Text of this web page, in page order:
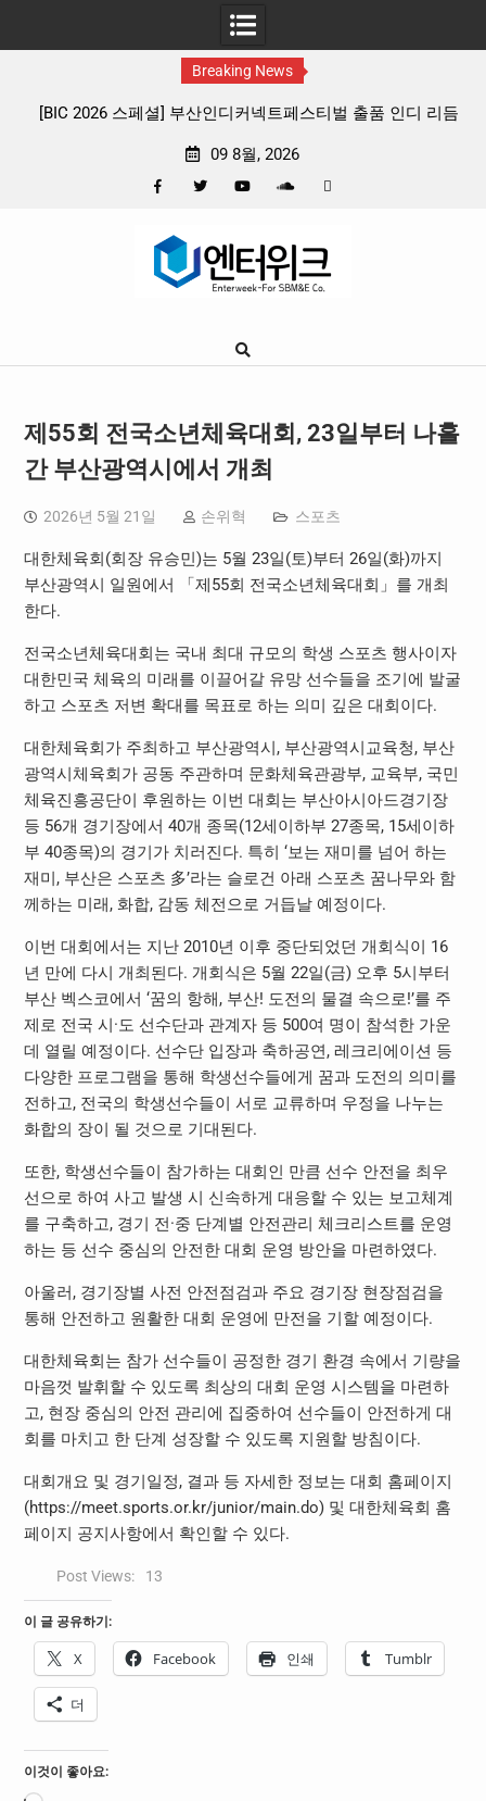
Breaking News
페스티벌 출품 인디 리듬
판타지 케이팝 애니메이션 ‘고스트밴드
09 8월, 2026
Google
제55회 전국소년체육대회, 23일부터 나흘
간 부산광역시에서 개최
2026년 5월 21일 손위혁 스포츠
대한체육회(회장 유승민)는 5월 23일(토)부터 26일(화)까지
부산광역시 일원에서 「제55회 전국소년체육대회」를 개최
한다.
전국소년체육대회는 국내 최대 규모의 학생 스포츠 행사이자
대한민국 체육의 미래를 이끌어갈 유망 선수들을 조기에 발굴
하고 스포츠 저변 확대를 목표로 하는 의미 깊은 대회이다.
대한체육회가 주최하고 부산광역시, 부산광역시교육청, 부산
광역시체육회가 공동 주관하며 문화체육관광부, 교육부, 국민
체육진흥공단이 후원하는 이번 대회는 부산아시아드경기장
등 56개 경기장에서 40개 종목(12세이하부 27종목, 15세이하
부 40종목)의 경기가 치러진다. 특히 ‘보는 재미를 넘어 하는
재미, 부산은 스포츠 多’라는 슬로건 아래 스포츠 꿈나무와 함
께하는 미래, 화합, 감동 체전으로 거듭날 예정이다.
이번 대회에서는 지난 2010년 이후 중단되었던 개회식이 16
년 만에 다시 개최된다. 개회식은 5월 22일(금) 오후 5시부터
부산 벡스코에서 ‘꿈의 항해, 부산! 도전의 물결 속으로!’를 주
제로 전국 시·도 선수단과 관계자 등 500여 명이 참석한 가운
데 열릴 예정이다. 선수단 입장과 축하공연, 레크리에이션 등
다양한 프로그램을 통해 학생선수들에게 꿈과 도전의 의미를
전하고, 전국의 학생선수들이 서로 교류하며 우정을 나누는
화합의 장이 될 것으로 기대된다.
또한, 학생선수들이 참가하는 대회인 만큼 선수 안전을 최우
선으로 하여 사고 발생 시 신속하게 대응할 수 있는 보고체계
를 구축하고, 경기 전·중 단계별 안전관리 체크리스트를 운영
하는 등 선수 중심의 안전한 대회 운영 방안을 마련하였다.
아울러, 경기장별 사전 안전점검과 주요 경기장 현장점검을
통해 안전하고 원활한 대회 운영에 만전을 기할 예정이다.
대한체육회는 참가 선수들이 공정한 경기 환경 속에서 기량을
마음껏 발휘할 수 있도록 최상의 대회 운영 시스템을 마련하
고, 현장 중심의 안전 관리에 집중하여 선수들이 안전하게 대
회를 마치고 한 단계 성장할 수 있도록 지원할 방침이다.
대회개요 및 경기일정, 결과 등 자세한 정보는 대회 홈페이지
(https://meet.sports.or.kr/junior/main.do) 및 대한체육회 홈
페이지 공지사항에서 확인할 수 있다.
Post Views: 13
이 글 공유하기:
X Facebook 인쇄 Tumblr
더
이것이 좋아요: